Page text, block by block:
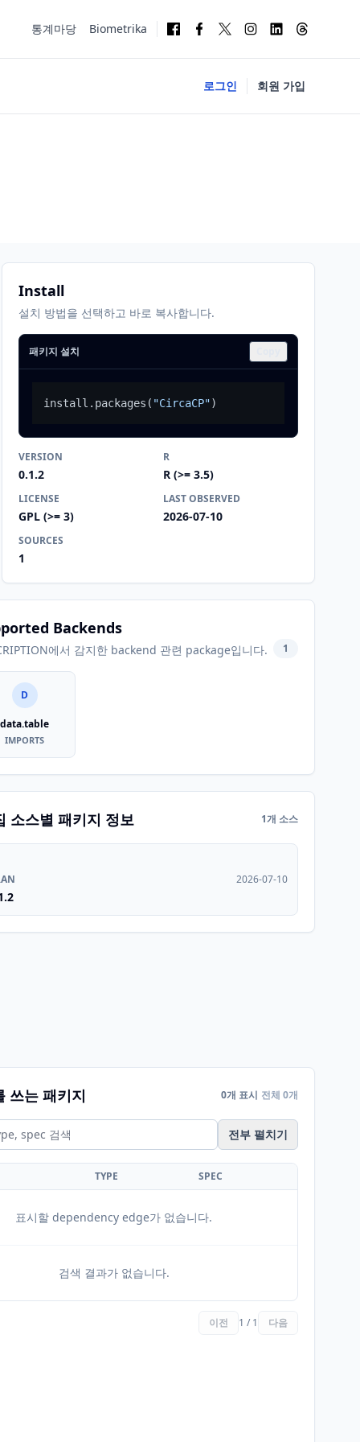
통계마당 Biometrika
로그인 회원 가입
Install
설치 방법을 선택하고 바로 복사합니다.
패키지 설치
install.packages ( "CircaCP")
VERSION
0.1.2
R
R (>= 3.5)
LICENSE
GPL (>= 3)
LAST OBSERVED
2026-07-10
SOURCES
1
Backends
에서 감지한 backend 관련 package입니다. 1
D
data.table
IMPORTS
소스별 패키지 정보 1개 소스
2026-07-10
쓰는 패키지 0개 표시 전체 0개
전부 펼치기
TYPE SPEC
표시할 dependency edge가 없습니다.
검색 결과가 없습니다.
이전 1 / 1 다음